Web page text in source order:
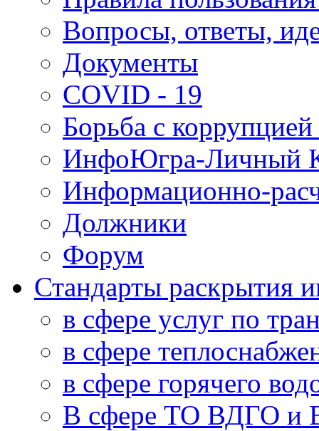
Вопросы, ответы,
Документы
COVID - 19
Борьба с
ИнфоЮгра-Личный
Информационно-
Должники
Форум
Стандарты раскрытия
в сфере услуг по
в сфере
в сфере горячего
В сфере ТО ВДГО и